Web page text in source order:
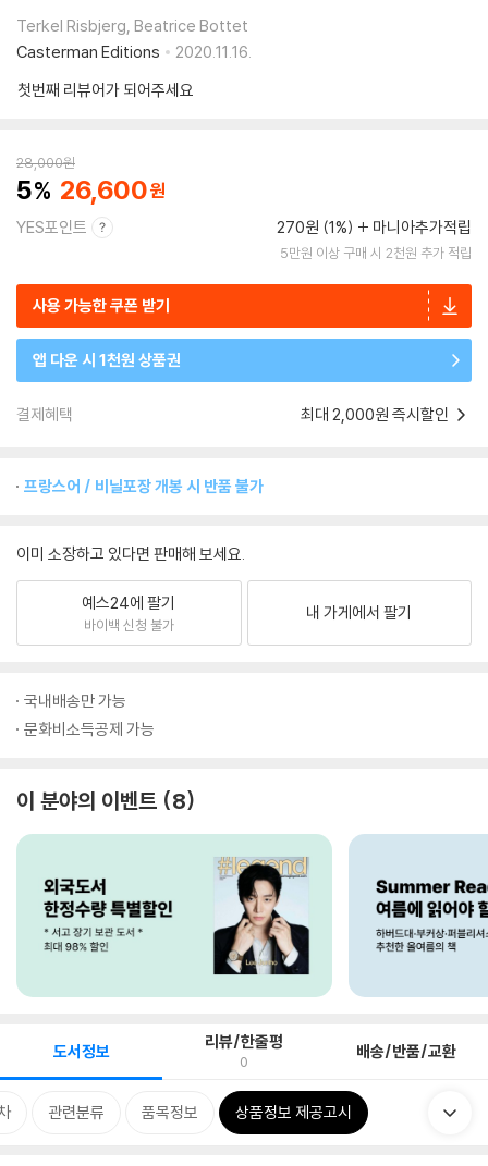
Terkel Risbjerg, Beatrice Bottet
Casterman Editions
2020.11.16.
첫번째 리뷰어가 되어주세요
28,000원
5 26,600
YES포인트 270원 (1%) 마니아추가적립
5만원 이상 구매 시 2천원 추가 적립
사용 가능한 쿠폰 받기
앱 다운 시 1천원 상품권
결제혜택 최대 2,000원 즉시할인
프랑스어 / 비닐포장 개봉 시 반품 불가
이미 소장하고 있다면 판매해 보세요.
예스24에 팔기
바이백 신청 불가
내 가게에서 팔기
국내배송만 가능
문화비소득공제 가능
이 분야의 이벤트 8
도서정보 리뷰/한줄평
0 배송/반품/교환
관련분류 품목정보 상품정보 제공고시